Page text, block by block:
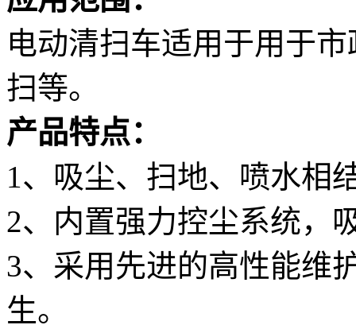
电动清扫车适用于用于
扫等。
产品特点：
1、吸尘、扫地、喷水相
2、内置强力控尘系统，
3、采用先进的高性能维
生。